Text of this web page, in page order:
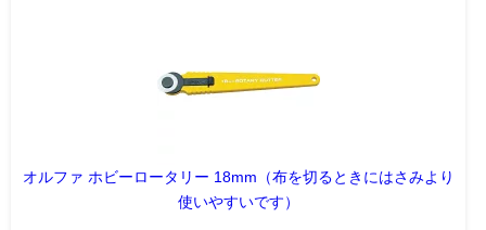
オルファ ホビーロータリー 18mm（布を切るときにはさみより
使いやすいです）